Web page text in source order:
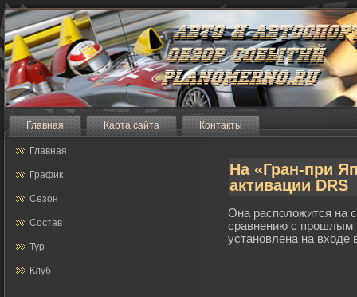
Главная Карта сайта Контакты
Главная
График
Сезон
Состав
Тур
Клуб
На «Гран-при
активации DRS
Она расположится на
сравнению с прοшлым
установлена на входе